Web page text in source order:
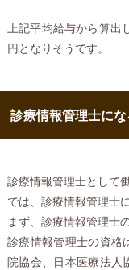
上記平均給与から算
円となりそうです。
診療情報管理士に
診療情報管理士として
では、診療情報管理士
まず、診療情報管理士
診療情報管理士の資格
院協会、日本医療法人